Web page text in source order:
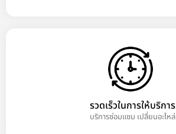
รวดเร็วในการให้บริการ
บริการซ่อมแซม เปลี่ยนอะไหล่